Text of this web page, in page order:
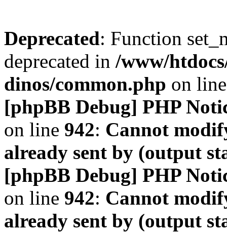
Deprecated: Function
deprecated in /www/
dinos/common.php on
[phpBB Debug] PHP
on line 942: Cannot
already sent by (output
[phpBB Debug] PHP
on line 942: Cannot
already sent by (output